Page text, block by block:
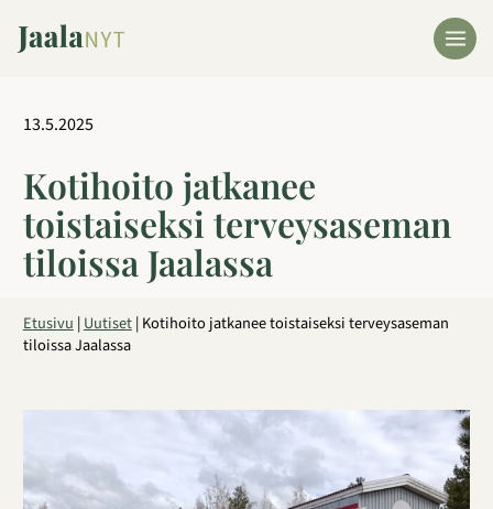
sisältöön
13.5.2025
Kotihoito jatkanee
toistaiseksi terveysaseman
tiloissa Jaalassa
Etusivu|Uutiset|Kotihoito jatkanee toistaiseksi terveysaseman
tiloissa Jaalassa